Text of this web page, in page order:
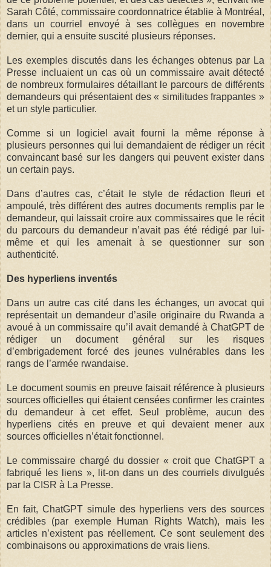
Sarah Côté, commissaire coordonnatrice établie à Montréal,
dans un courriel envoyé à ses collègues en novembre
dernier, qui a ensuite suscité plusieurs réponses.
Les exemples discutés dans les échanges obtenus par La
Presse incluaient un cas où un commissaire avait détecté
de nombreux formulaires détaillant le parcours de différents
demandeurs qui présentaient des « similitudes frappantes »
et un style particulier.
Comme si un logiciel avait fourni la même réponse à
plusieurs personnes qui lui demandaient de rédiger un récit
convaincant basé sur les dangers qui peuvent exister dans
un certain pays.
Dans d’autres cas, c’était le style de rédaction fleuri et
ampoulé, très différent des autres documents remplis par le
demandeur, qui laissait croire aux commissaires que le récit
du parcours du demandeur n’avait pas été rédigé par lui-
même et qui les amenait à se questionner sur son
authenticité.
Des hyperliens inventés
Dans un autre cas cité dans les échanges, un avocat qui
représentait un demandeur d’asile originaire du Rwanda a
avoué à un commissaire qu’il avait demandé à ChatGPT de
rédiger un document général sur les risques
d’embrigadement forcé des jeunes vulnérables dans les
rangs de l’armée rwandaise.
Le document soumis en preuve faisait référence à plusieurs
sources officielles qui étaient censées confirmer les craintes
du demandeur à cet effet. Seul problème, aucun des
hyperliens cités en preuve et qui devaient mener aux
sources officielles n’était fonctionnel.
Le commissaire chargé du dossier « croit que ChatGPT a
fabriqué les liens », lit-on dans un des courriels divulgués
par la CISR à La Presse.
En fait, ChatGPT simule des hyperliens vers des sources
crédibles (par exemple Human Rights Watch), mais les
articles n’existent pas réellement. Ce sont seulement des
combinaisons ou approximations de vrais liens.